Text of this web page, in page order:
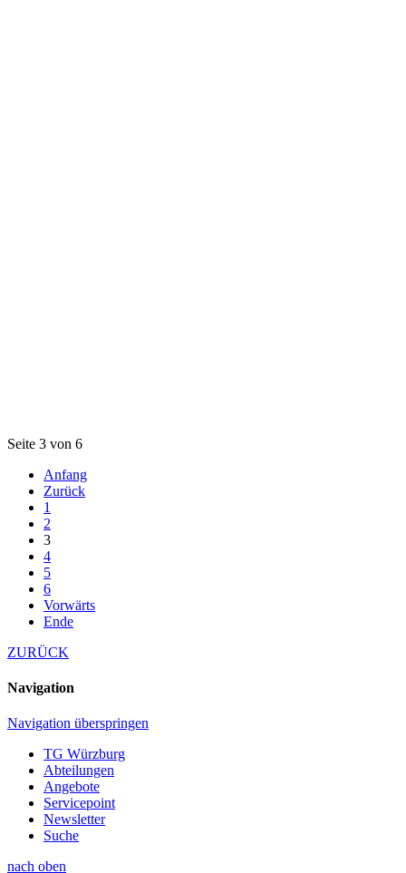
Seite 3 von 6
Anfang
Zurück
1
2
3
4
5
6
Vorwärts
Ende
ZURÜCK
Navigation
Navigation überspringen
TG Würzburg
Abteilungen
Angebote
Servicepoint
Newsletter
Suche
nach oben